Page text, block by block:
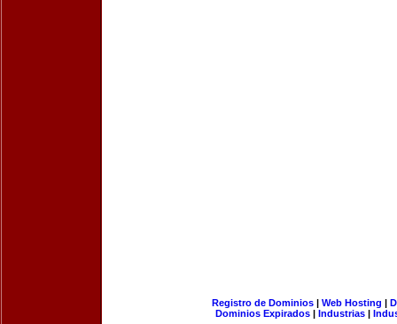
Registro de Dominios| Web Hosting |
Dominios Expirados | Industrias |